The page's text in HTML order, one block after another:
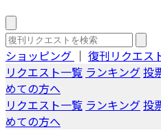
ショッピング ｜ 復刊リクエス
リクエスト一覧 ランキング投
めての方へ
リクエスト一覧 ランキング投
めての方へ